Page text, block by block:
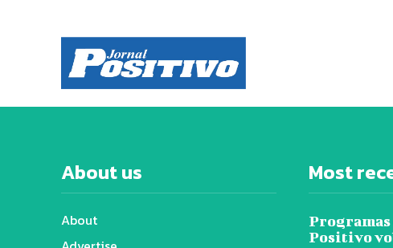
About us
About
Most
Positivo